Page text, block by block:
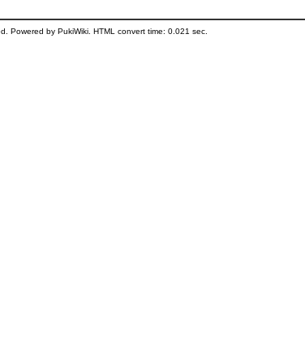
Powered by PukiWiki. HTML convert time: 0.021 sec.